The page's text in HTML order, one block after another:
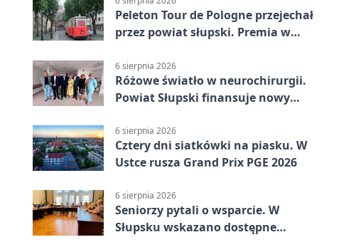
Peleton Tour de Pologne przejechał
przez powiat słupski. Premia w
6 sierpnia 2026
Różowe światło w neurochirurgii.
Powiat Słupski finansuje nowy
6 sierpnia 2026
Cztery dni siatkówki na piasku. W
Ustce rusza Grand Prix PGE 2026
6 sierpnia 2026
Seniorzy pytali o wsparcie. W
Słupsku wskazano dostępne